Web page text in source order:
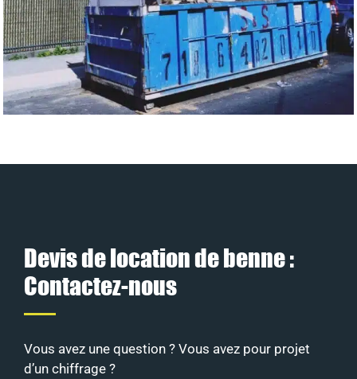
Devis de location de benne :
Contactez-nous
Vous avez une question ? Vous avez pour projet
d’un chiffrage ?